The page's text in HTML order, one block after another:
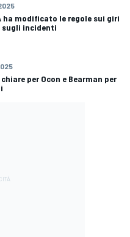
ha modificato le regole sui giri
sugli incidenti
chiare per Ocon e Bearman per